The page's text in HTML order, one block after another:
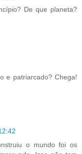
De que planeta?
e patriarcado? Chega!
o mundo foi os